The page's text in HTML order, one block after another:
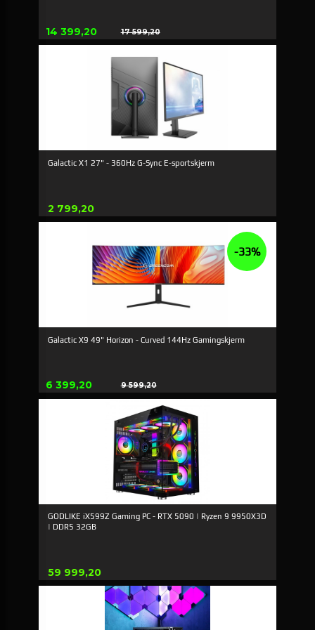
Erbjudande
14 399,20 17 599,20
Rabatt
Galactic X1 27" - 360Hz G-Sync E-sportskjerm
Pris
2 799,20
Galactic X9 49" Horizon - Curved 144Hz Gamingskjerm
Erbjudande
6 399,20 9 599,20
Rabatt
-33%
GODLIKE iX599Z Gaming PC - RTX 5090 | Ryzen 9 9950X3D
| DDR5 32GB
Pris
59 999,20